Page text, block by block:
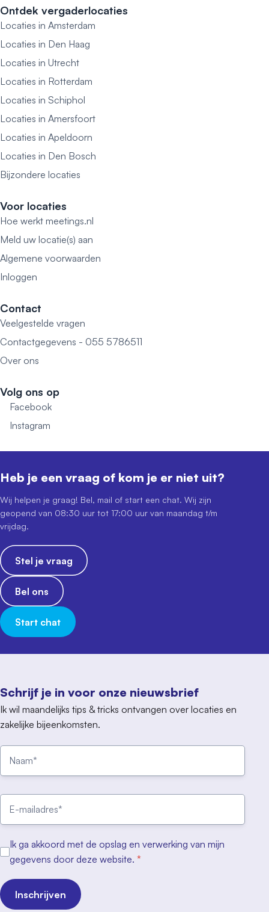
Ontdek vergaderlocaties
Locaties in Amsterdam
Locaties in Den Haag
Locaties in Utrecht
Locaties in Rotterdam
Locaties in Schiphol
Locaties in Amersfoort
Locaties in Apeldoorn
Locaties in Den Bosch
Bijzondere locaties
Voor locaties
Hoe werkt meetings.nl
Meld uw locatie(s) aan
Algemene voorwaarden
Inloggen
Contact
Veelgestelde vragen
Contactgegevens - 055 5786511
Over ons
Volg ons op
Facebook
Instagram
Schrijf je in voor onze nieuwsbrief
Ik wil maandelijks tips & tricks ontvangen over locaties en
zakelijke bijeenkomsten.
Ik ga akkoord met de opslag en verwerking van mijn
gegevens door deze website. *
Inschrijven
Heb je een vraag of kom je er niet uit?
Wij helpen je graag! Bel, mail of start een chat. Wij zijn
geopend van 08:30 uur tot 17:00 uur van maandag t/m
vrijdag.
Stel je vraag
Bel ons
Start chat